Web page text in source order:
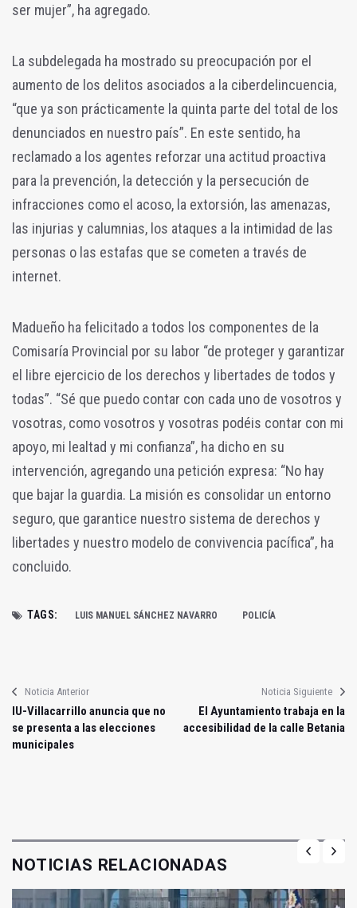
ser mujer”, ha agregado.
La subdelegada ha mostrado su preocupación por el
aumento de los delitos asociados a la ciberdelincuencia,
“que ya son prácticamente la quinta parte del total de los
denunciados en nuestro país”. En este sentido, ha
reclamado a los agentes reforzar una actitud proactiva
para la prevención, la detección y la persecución de
infracciones como el acoso, la extorsión, las amenazas,
las injurias y calumnias, los ataques a la intimidad de las
personas o las estafas que se cometen a través de
internet.
Madueño ha felicitado a todos los componentes de la
Comisaría Provincial por su labor “de proteger y garantizar
el libre ejercicio de los derechos y libertades de todos y
todas”. “Sé que puedo contar con cada uno de vosotros y
vosotras, como vosotros y vosotras podéis contar con mi
apoyo, mi lealtad y mi confianza”, ha dicho en su
intervención, agregando una petición expresa: “No hay
que bajar la guardia. La misión es consolidar un entorno
seguro, que garantice nuestro sistema de derechos y
libertades y nuestro modelo de convivencia pacífica”, ha
concluido.
TAGS: LUIS MANUEL SÁNCHEZ NAVARRO POLICÍA
Noticia Anterior
IU-Villacarrillo anuncia que no
se presenta a las elecciones
municipales
Noticia Siguiente
El Ayuntamiento trabaja en la
accesibilidad de la calle Betania
NOTICIAS RELACIONADAS